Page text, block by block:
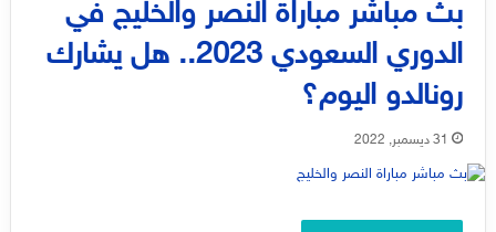
بث مباشر مباراة النصر والخليج في
الدوري السعودي 2023.. هل يشارك
رونالدو اليوم؟
31 ديسمبر, 2022